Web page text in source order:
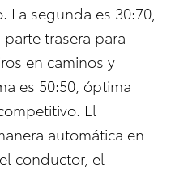
segunda es 30:70,
trasera para
en caminos y
es 50:50, óptima
El
automática en
conductor, el